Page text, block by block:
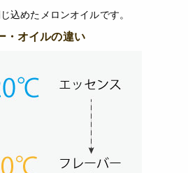
込めたメロンオイルです。
・オイルの違い